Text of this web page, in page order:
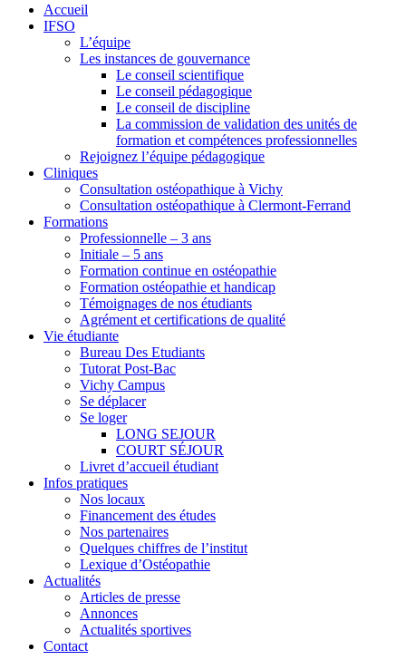
Accueil
IFSO
L’équipe
Les instances de gouvernance
Le conseil scientifique
Le conseil pédagogique
Le conseil de discipline
La commission de validation des unités de
formation et compétences professionnelles
Rejoignez l’équipe pédagogique
Cliniques
Consultation ostéopathique à Vichy
Consultation ostéopathique à Clermont-Ferrand
Formations
Professionnelle – 3 ans
Initiale – 5 ans
Formation continue en ostéopathie
Formation ostéopathie et handicap
Témoignages de nos étudiants
Agrément et certifications de qualité
Vie étudiante
Bureau Des Etudiants
Tutorat Post-Bac
Vichy Campus
Se déplacer
Se loger
LONG SEJOUR
COURT SÉJOUR
Livret d’accueil étudiant
Infos pratiques
Nos locaux
Financement des études
Nos partenaires
Quelques chiffres de l’institut
Lexique d’Ostéopathie
Actualités
Articles de presse
Annonces
Actualités sportives
Contact